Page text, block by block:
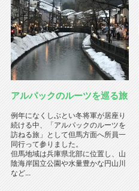
アルパックのルーツを巡る旅
例年になくしぶとい冬将軍が居座り
続ける中、「アルパックのルーツを
訪ねる旅」として但馬方面へ所員一
同行って参りました。
但馬地域は兵庫県北部に位置し、山
陰海岸国立公園や水量豊かな円山川
など...